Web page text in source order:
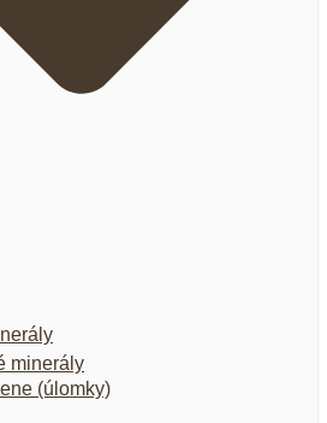
minerály
(úlomky)